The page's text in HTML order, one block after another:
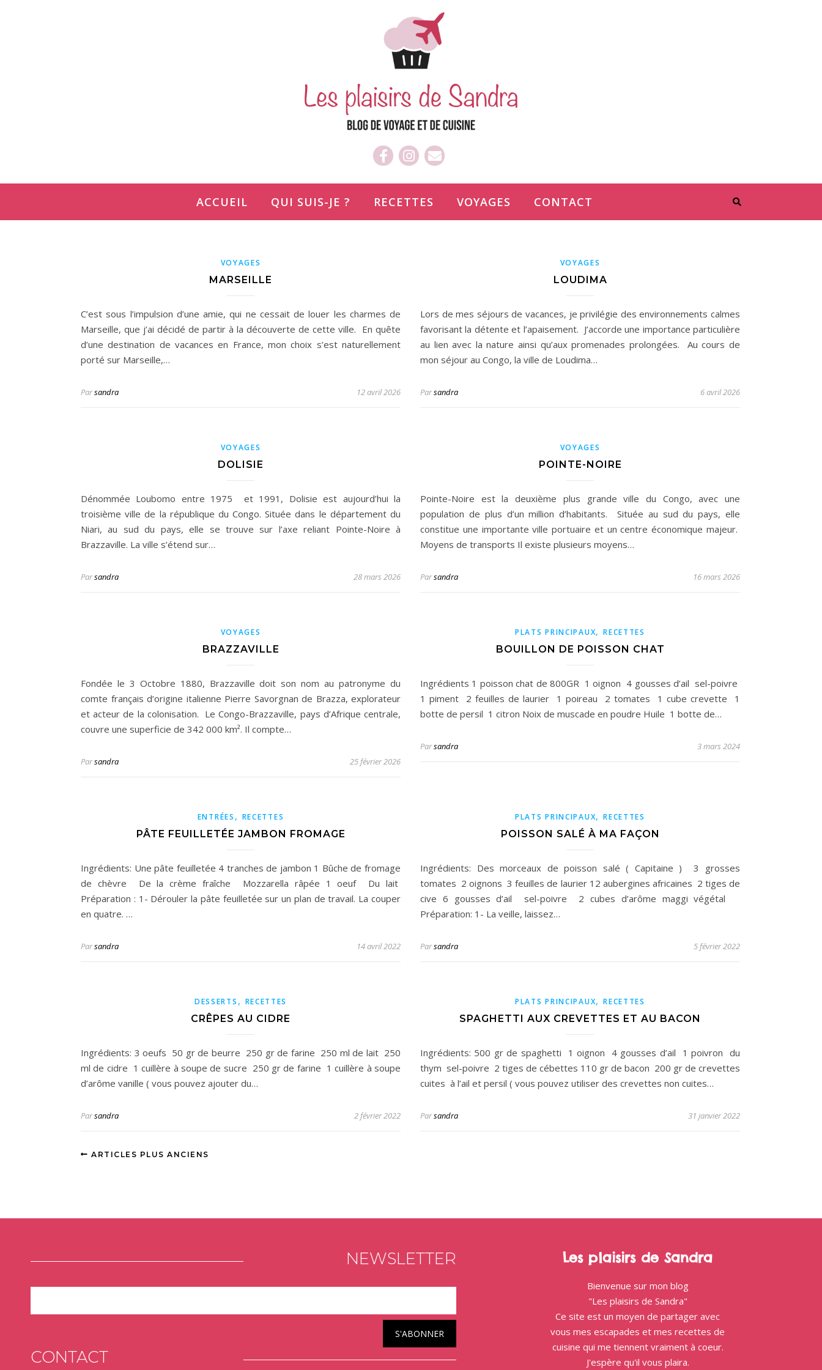
ACCUEIL QUI SUIS-JE ? RECETTES VOYAGES CONTACT
VOYAGES
MARSEILLE
C’est sous l’impulsion d’une amie, qui ne cessait de louer les charmes de
Marseille, que j’ai décidé de partir à la découverte de cette ville. En quête
d’une destination de vacances en France, mon choix s’est naturellement
porté sur Marseille,…
Parsandra 12 avril 2026
VOYAGES
LOUDIMA
Lors de mes séjours de vacances, je privilégie des environnements calmes
favorisant la détente et l’apaisement. J’accorde une importance particulière
au lien avec la nature ainsi qu’aux promenades prolongées. Au cours de
mon séjour au Congo, la ville de Loudima…
Parsandra 6 avril 2026
VOYAGES
DOLISIE
Dénommée Loubomo entre 1975 et 1991, Dolisie est aujourd’hui la
troisième ville de la république du Congo. Située dans le département du
Niari, au sud du pays, elle se trouve sur l’axe reliant Pointe-Noire à
Brazzaville. La ville s’étend sur…
Parsandra 28 mars 2026
VOYAGES
POINTE-NOIRE
Pointe-Noire est la deuxième plus grande ville du Congo, avec une
population de plus d’un million d’habitants. Située au sud du pays, elle
constitue une importante ville portuaire et un centre économique majeur.
Moyens de transports Il existe plusieurs moyens…
Parsandra 16 mars 2026
VOYAGES
BRAZZAVILLE
Fondée le 3 Octobre 1880, Brazzaville doit son nom au patronyme du
comte français d’origine italienne Pierre Savorgnan de Brazza, explorateur
et acteur de la colonisation. Le Congo-Brazzaville, pays d’Afrique centrale,
couvre une superficie de 342 000 km². Il compte…
Parsandra 25 février 2026
PLATS PRINCIPAUX,RECETTES
BOUILLON DE POISSON CHAT
Ingrédients 1 poisson chat de 800GR 1 oignon 4 gousses d’ail sel-poivre
1 piment 2 feuilles de laurier 1 poireau 2 tomates 1 cube crevette 1
botte de persil 1 citron Noix de muscade en poudre Huile 1 botte de…
Parsandra 3 mars 2024
ENTRÉES , RECETTES
PÂTE FEUILLETÉE JAMBON FROMAGE
Ingrédients: Une pâte feuilletée 4 tranches de jambon 1 Bûche de fromage
de chèvre De la crème fraîche Mozzarella râpée 1 oeuf Du lait
Préparation : 1- Dérouler la pâte feuilletée sur un plan de travail. La couper
en quatre. …
Parsandra 14 avril 2022
PLATS PRINCIPAUX,RECETTES
POISSON SALÉ À MA FAÇON
Ingrédients: Des morceaux de poisson salé ( Capitaine ) 3 grosses
tomates 2 oignons 3 feuilles de laurier 12 aubergines africaines 2 tiges de
cive 6 gousses d’ail sel-poivre 2 cubes d’arôme maggi végétal
Préparation: 1- La veille, laissez…
Parsandra 5 février 2022
DESSERTS , RECETTES
CRÊPES AU CIDRE
Ingrédients: 3 oeufs 50 gr de beurre 250 gr de farine 250 ml de lait 250
ml de cidre 1 cuillère à soupe de sucre 250 gr de farine 1 cuillère à soupe
d’arôme vanille ( vous pouvez ajouter du…
Parsandra 2 février 2022
PLATS PRINCIPAUX,RECETTES
SPAGHETTI AUX CREVETTES ET AU BACON
Ingrédients: 500 gr de spaghetti 1 oignon 4 gousses d’ail 1 poivron du
thym sel-poivre 2 tiges de cébettes 110 gr de bacon 200 gr de crevettes
cuites à l’ail et persil ( vous pouvez utiliser des crevettes non cuites…
Parsandra 31 janvier 2022
ARTICLES PLUS ANCIENS
NEWSLETTER
CONTACT
Les plaisirs de Sandra
Bienvenue sur mon blog
"Les plaisirs de Sandra"
Ce site est un moyen de partager avec
vous mes escapades et mes recettes de
cuisine qui me tiennent vraiment à coeur.
J'espère qu'il vous plaira.